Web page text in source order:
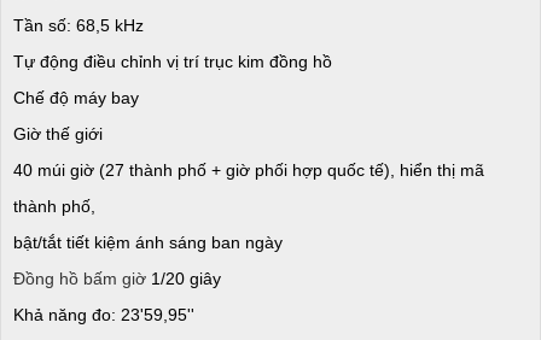
Tần số: 68,5 kHz
Tự động điều chỉnh vị trí trục kim đồng hồ
Chế độ máy bay
Giờ thế giới
40 múi giờ (27 thành phố + giờ phối hợp quốc tế), hiển thị mã
thành phố,
bật/tắt tiết kiệm ánh sáng ban ngày
Đồng hồ bấm giờ 1/20 giây
Khả năng đo: 23'59,95''